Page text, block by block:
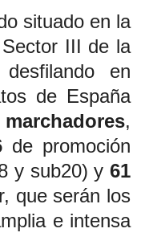
situado en la
III de la
en
de España
,
de promoción
y sub20) y 61
que serán los
e intensa